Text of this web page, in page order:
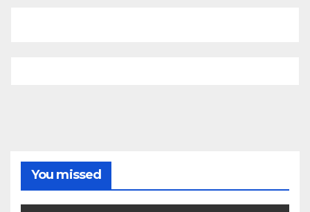
You missed